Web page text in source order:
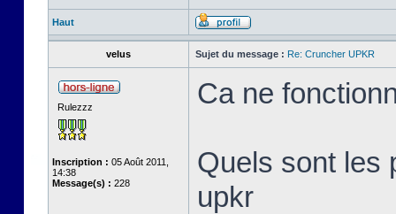
Haut
velus Sujet du message : Re: Cruncher UPKR
Rulezzz
Inscription : 05 Août 2011,
14:38
Message(s) : 228
Ca ne
Quels sont les
upkr